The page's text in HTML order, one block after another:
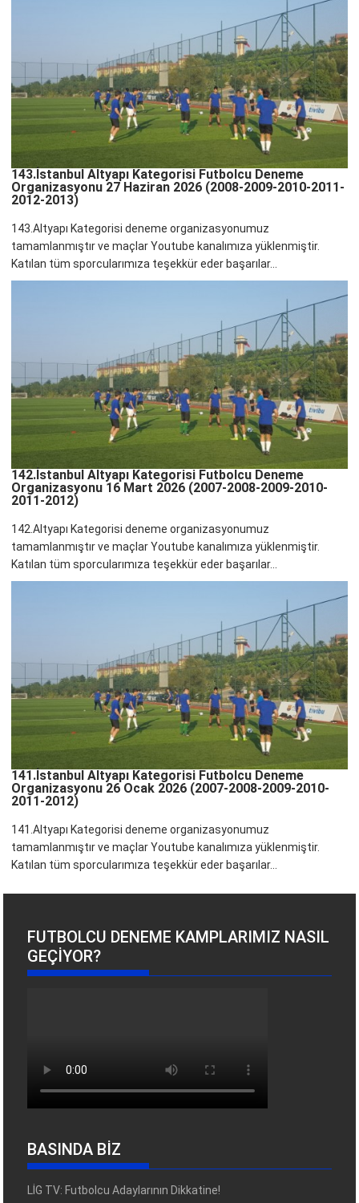
143.İstanbul Altyapı Kategorisi Futbolcu Deneme
Organizasyonu 27 Haziran 2026 (2008-2009-2010-2011-
2012-2013)
143.Altyapı Kategorisi deneme organizasyonumuz
tamamlanmıştır ve maçlar Youtube kanalımıza yüklenmiştir.
Katılan tüm sporcularımıza teşekkür eder başarılar...
142.İstanbul Altyapı Kategorisi Futbolcu Deneme
Organizasyonu 16 Mart 2026 (2007-2008-2009-2010-
2011-2012)
142.Altyapı Kategorisi deneme organizasyonumuz
tamamlanmıştır ve maçlar Youtube kanalımıza yüklenmiştir.
Katılan tüm sporcularımıza teşekkür eder başarılar...
141.İstanbul Altyapı Kategorisi Futbolcu Deneme
Organizasyonu 26 Ocak 2026 (2007-2008-2009-2010-
2011-2012)
141.Altyapı Kategorisi deneme organizasyonumuz
tamamlanmıştır ve maçlar Youtube kanalımıza yüklenmiştir.
Katılan tüm sporcularımıza teşekkür eder başarılar...
FUTBOLCU DENEME KAMPLARIMIZ NASIL
GEÇIYOR?
BASINDA BİZ
LİG TV: Futbolcu Adaylarının Dikkatine!